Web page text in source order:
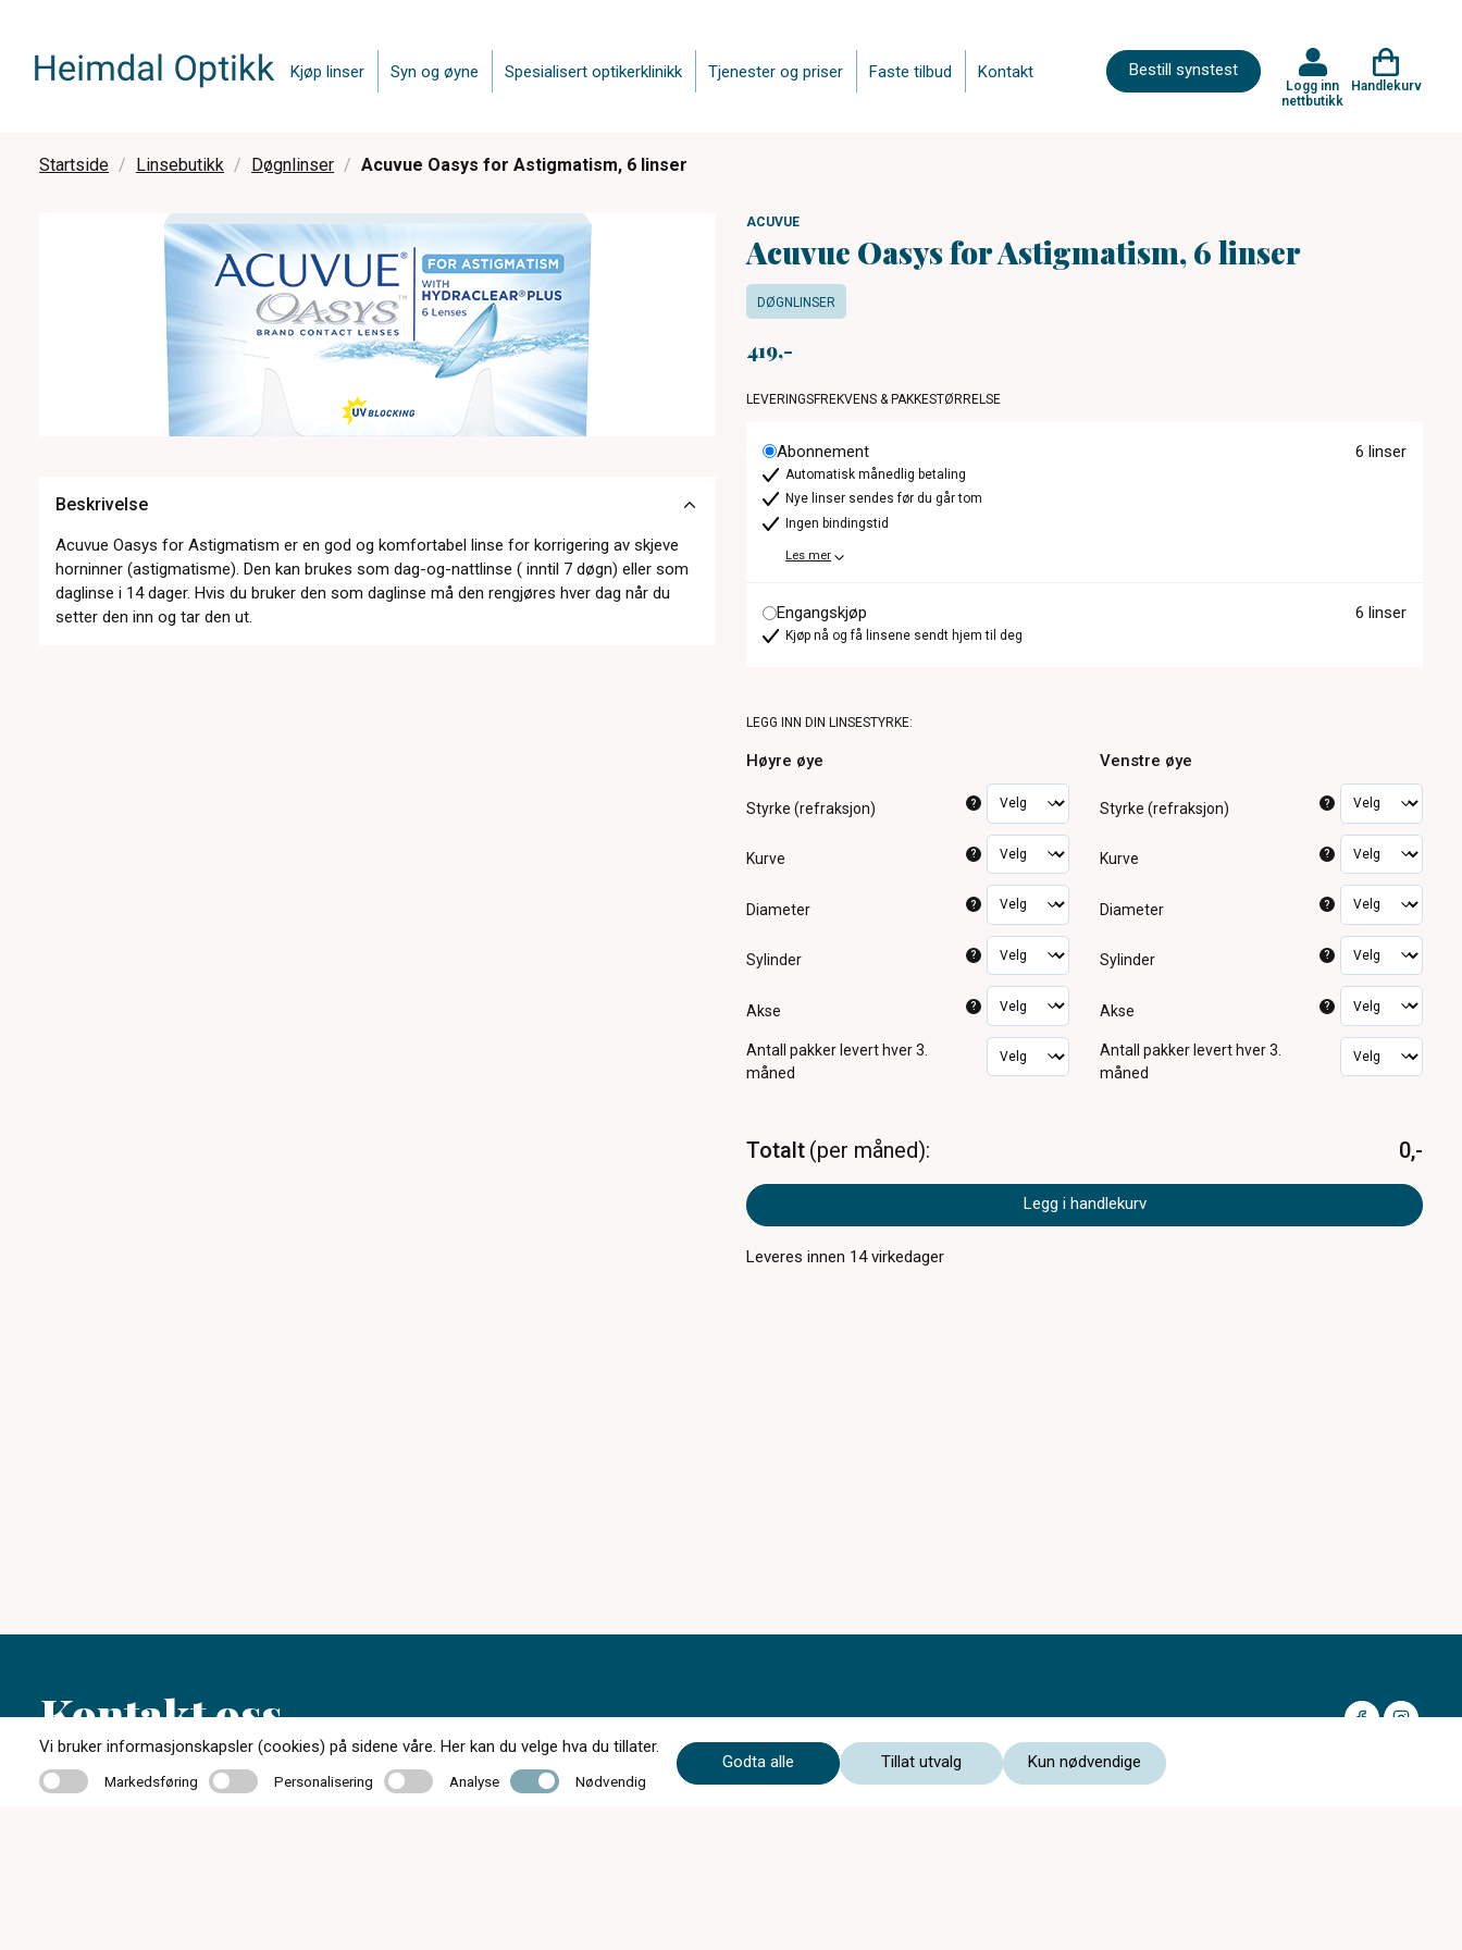
Bestill synstest
Kjøp linser Syn og øyne Spesialisert optikerklinikk Tjenester og priser Faste tilbud Kontakt
Logg inn
nettbutikk
Handlekurv
Startside Linsebutikk Døgnlinser Acuvue Oasys for Astigmatism, 6 linser
Beskrivelse
Acuvue Oasys for Astigmatism er en god og komfortabel linse for korrigering av skjeve
horninner (astigmatisme). Den kan brukes som dag-og-nattlinse ( inntil 7 døgn) eller som
daglinse i 14 dager. Hvis du bruker den som daglinse må den rengjøres hver dag når du
setter den inn og tar den ut.
ACUVUE
Acuvue Oasys for Astigmatism, 6 linser
DØGNLINSER
419
LEVERINGSFREKVENS & PAKKESTØRRELSE
Abonnement 6 linser
Automatisk månedlig betaling
Nye linser sendes før du går tom
Ingen bindingstid
Les mer
Engangskjøp 6 linser
Kjøp nå og få linsene sendt hjem til deg
LEGG INN DIN LINSESTYRKE:
Høyre øye
Styrke (refraksjon) ?
Kurve ?
Diameter ?
Sylinder ?
Akse ?
Antall pakker levert hver 3.
måned
Venstre øye
Styrke (refraksjon) ?
Kurve ?
Diameter ?
Sylinder ?
Akse ?
Antall pakker levert hver 3.
måned
Totalt per måned 0,-
Legg i handlekurv
Leveres innen 14virkedager
Kontakt oss
72 84 50 31
Vi bruker informasjonskapsler (cookies) på sidene våre. Her kan du velge hva du tillater.
MarkedsføringMarkedsføring PersonaliseringPersonalisering Analyse Analyse Nødvendig Nødvendig
Godta alle Tillat utvalg Kun nødvendige